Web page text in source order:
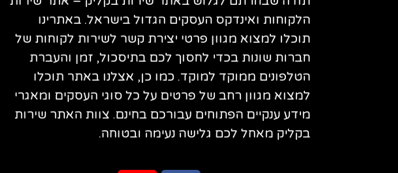
הלקוחות ואינדקס העסקים הגדול בישראל. באתרינו
תוכלו למצוא מגוון פרטי יצירת קשר לשירות לקוחות של
חברות שונות בכדי לחסוך לכם בתיסכול, זמן והעברת
הטלפונים ממוקד למוקד. כמו כן, אצלנו באתר תוכלו
למצוא מגוון רחב של פרטים על כל סוגי העסקים ומאגרי
מידע ענקיים הפתוחים עבורכם בחינם. צוות האתר שירות
בקליק מאחל לכם גלישה נעימה ובטוחה.